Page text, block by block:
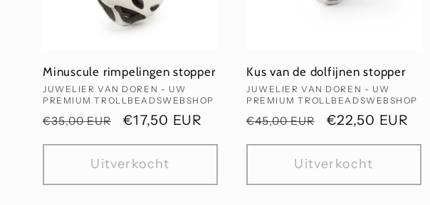
Minuscule rimpelingen stopper
Verkoper:
JUWELIER VAN DOREN - UW
PREMIUM TROLLBEADSWEBSHOP
Normale
€35,00 EUR Aanbiedingsprijs
€17,50 EUR
Uitverkocht
Kus van de dolfijnen stopper
Verkoper:
JUWELIER VAN DOREN - UW
PREMIUM TROLLBEADSWEBSHOP
Normale
€45,00 EUR €22,50 EUR
Uitverkocht